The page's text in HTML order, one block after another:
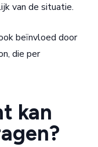
van de situatie.
beïnvloed door
die per
kan